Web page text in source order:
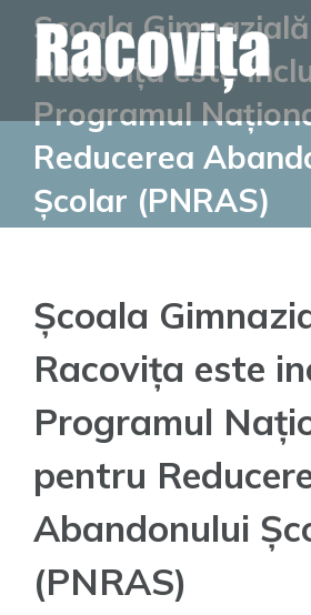
content
Școala
Racovița este
Programul
Reducerea
Școlar (PNRAS)
Școala
Racovița este
Programul
pentru
Abandonului
(PNRAS)